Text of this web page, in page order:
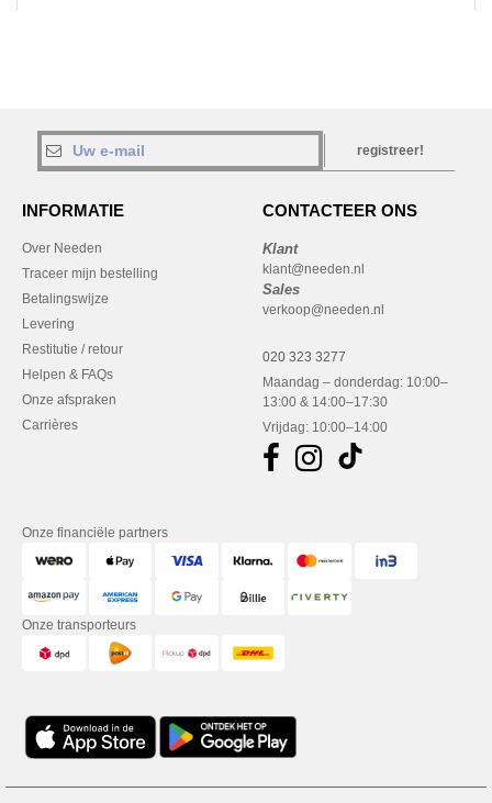
registreer!
INFORMATIE
Over Needen
Traceer mijn bestelling
Betalingswijze
Levering
Restitutie / retour
Helpen & FAQs
Onze afspraken
Carrières
CONTACTEER ONS
Klant
klant@needen.nl
Sales
verkoop@needen.nl
020 323 3277
Maandag – donderdag: 10:00–
13:00 & 14:00–17:30
Vrijdag: 10:00–14:00
Onze financiële partners
Onze transporteurs